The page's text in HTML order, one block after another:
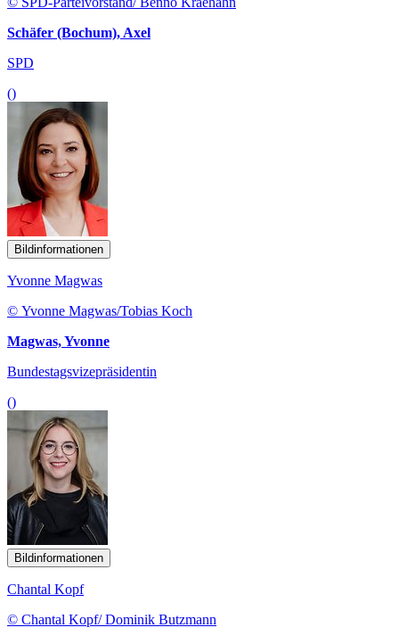
Schäfer (Bochum), Axel
SPD
()
Bildinformationen
Yvonne Magwas
© Yvonne Magwas/Tobias Koch
Magwas, Yvonne
Bundestagsvizepräsidentin
()
Bildinformationen
Chantal Kopf
© Chantal Kopf/ Dominik Butzmann